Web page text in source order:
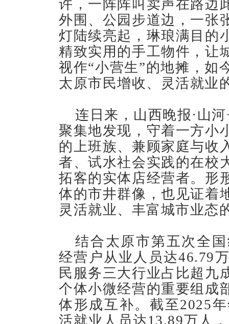
许，一阵阵叫卖声在路边
外围、公园步道边，一张
灯陆续亮起，琳琅满目的
精致实用的手工物件，让
视作“小营生”的地摊，如
太原市民增收、灵活就业
连日来，山西晚报·山
聚集地发现，守着一方小
的上班族、兼顾家庭与收
者、试水社会实践的在校
拓客的实体店经营者。形
体的市井群像，也见证着
灵活就业、丰富城市业态
结合太原市第五次全
经营户从业人员达46.79
民服务三大行业占比超九
个体小微经营的重要组成
体形成互补。截至2025
活就业人员达13.89万人